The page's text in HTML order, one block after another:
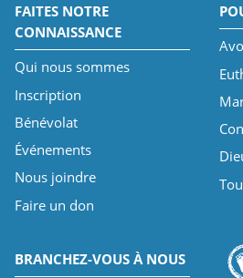
FAITES NOTRE
CONNAISSANCE
Qui nous sommes
Inscription
Bénévolat
Événements
Nous joindre
Faire un don
BRANCHEZ-VOUS À NOUS